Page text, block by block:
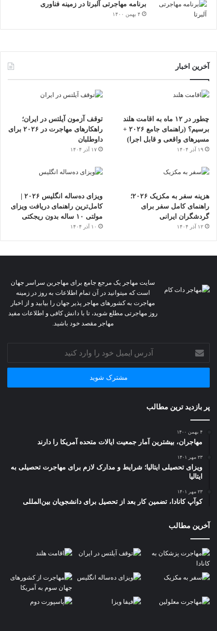
برنامه مهاجرتی آلبرتا در زمینه فناوری
۴ بهمن ۱۴۰۰
آخرین اخبار
چطور در ۱۲ ماه به اقامت هلند
برسیم؟ (راهنمای جامع ۲۰۲۶ +
مسیرهای واقعی و قابل اجرا)
۱۹ آذر ۱۴۰۴
توقف آزمون آیلتس در ایران؛
راهکارهای مهاجرت در ۲۰۲۶ برای
داوطلبان
۱۷ آذر ۱۴۰۴
هزینه سفر به مکزیک ۲۰۲۶؛
راهنمای کامل سفر برای
گردشگران ایرانی
۱۲ آذر ۱۴۰۴
کامل‌ترین راهنمای دریافت ویزای
مولتی ۱۰ ساله بدون ریجکتی
۱۰ آذر ۱۴۰۴
سایت مهاجر یک مرجع جامع برای مهاجرین سراسر جهان
است که میتوانید در آن تمام اطلاعات به روز در زمینه
مهاجرت به کشورهای مهاجر پذیر جهان را بیابید و از اخبار
روز مهاجرتی مطلع شوید، تا با دانش کافی و اطلاعات مفید
مهاجر مقصد خود باشید.
آدرس
ایمیل
خود
وارد
پر بازدید ترین مطالب
۴ بهمن ۱۴۰۰
مهاجران، بیشترین آمار جمعیت ایالات متحده آمریکا را دارند
۲۳ مهر ۱۴۰۱
ویزای تحصیلی ایتالیا؛ شرایط و مدارک لازم برای مهاجرت تحصیلی به
ایتالیا
۲۳ مهر ۱۴۰۱
کوآپ کانادا، تضمین کار بعد از تحصیل برای دانشجویان بین‌المللی
آخرین مطالب